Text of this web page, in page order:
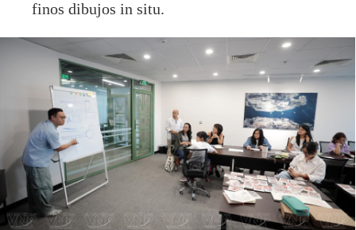
finos dibujos in situ.